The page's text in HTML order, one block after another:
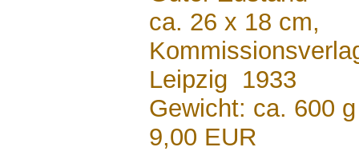
ca. 26 x 18 cm,
Leipzig 1933
Gewicht: ca. 600 g
9,00 EUR